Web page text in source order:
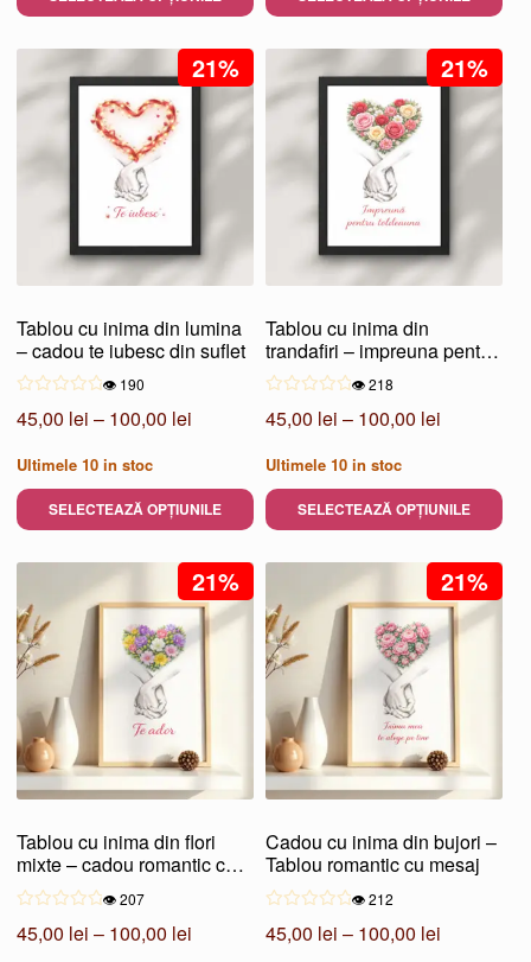
până
la
100,00 lei
are
multe
variații.
Opțiunile
în
pagina
produsului.
până
la
100,00 lei
are
multe
variații.
Opțiunile
în
pagina
produsului.
21%
Tablou cu inima din lumina
– cadou te iubesc din suflet
👁️ 190
45,00 lei – 100,00 lei
45,00 lei
până
la
100,00 lei
Ultimele 10 in stoc
SELECTEAZĂ OPȚIUNILE
are
mai
multe
variații.
Opțiunile
pot
fi
în
pagina
produsului.
21%
Tablou cu inima din
trandafiri – impreuna pentru
totdeauna👁️ 218
45,00 lei – 100,00 lei
45,00 lei
până
la
100,00 lei
Ultimele 10 in stoc
SELECTEAZĂ OPȚIUNILE
are
mai
multe
variații.
Opțiunile
pot
fi
în
pagina
produsului.
21%
Tablou cu inima din flori
mixte – cadou romantic cu
sens
👁️ 207
45,00 lei – 100,00 lei
21%
Cadou cu inima din bujori –
Tablou romantic cu mesaj
👁️ 212
45,00 lei – 100,00 lei